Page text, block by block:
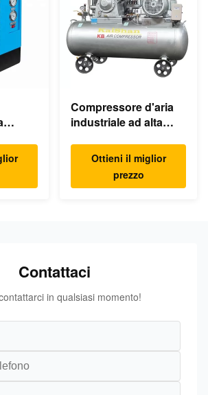
Compressore d'aria
industriale ad alta
della macchina KB15
30Bar 15kw 20hp a
basso rumore
Ottieni il miglior
prezzo
Contattaci
in qualsiasi momento!